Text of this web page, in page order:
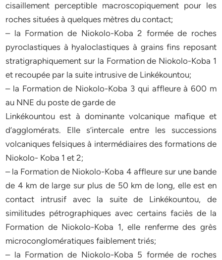
cisaillement perceptible macroscopiquement pour les
roches situées à quelques mètres du contact;
– la Formation de Niokolo-Koba 2 formée de roches
pyroclastiques à hyaloclastiques à grains fins reposant
stratigraphiquement sur la Formation de Niokolo-Koba 1
et recoupée par la suite intrusive de Linkékountou;
– la Formation de Niokolo-Koba 3 qui affleure à 600 m
au NNE du poste de garde de
Linkékountou est à dominante volcanique mafique et
d’agglomérats. Elle s’intercale entre les successions
volcaniques felsiques à intermédiaires des formations de
Niokolo- Koba 1 et 2;
– la Formation de Niokolo-Koba 4 affleure sur une bande
de 4 km de large sur plus de 50 km de long, elle est en
contact intrusif avec la suite de Linkékountou, de
similitudes pétrographiques avec certains faciès de la
Formation de Niokolo-Koba 1, elle renferme des grès
microconglomératiques faiblement triés;
– la Formation de Niokolo-Koba 5 formée de roches